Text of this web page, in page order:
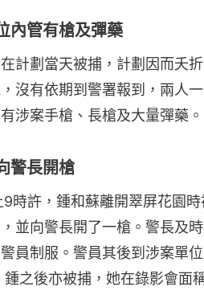
內管有槍及彈藥
計劃當天被捕，計劃因而夭
沒有依期到警署報到，兩人
涉案手槍、長槍及大量彈藥。
警長開槍
時許，鍾和蘇離開翠屏花園
並向警長開了一槍。警長及
員制服。警員其後到涉案單
之後亦被捕，她在錄影會面